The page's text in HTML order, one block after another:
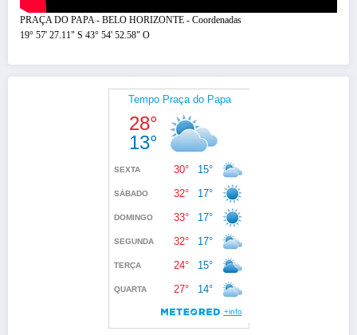
PRAÇA DO PAPA - BELO HORIZONTE - Coordenadas
19° 57' 27.11" S 43° 54' 52.58" O